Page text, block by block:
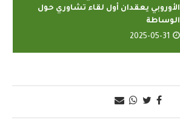
الأوروبي يعقدان أول لقاء تشاوري حول
الوساطة
2025-05-31